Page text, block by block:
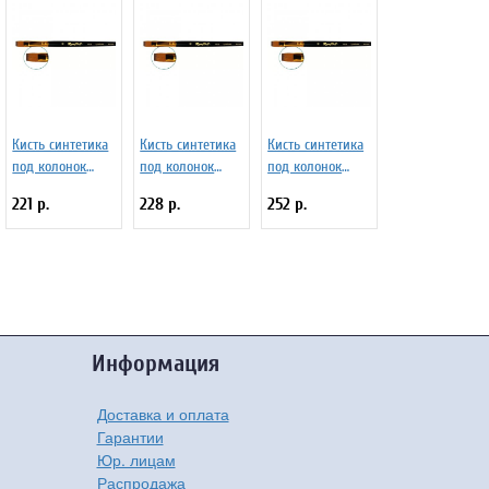
Кисть синтетика
под колонок
короткой ручке
Серия 1S25 ЖS2-
221 р.
Кисть синтетика
под колонок
короткой ручке
Серия 1S25 ЖS2-
228 р.
Кисть синтетика
под колонок
короткой ручке
Серия 1S25 ЖS2-
252 р.
Информация
Доставка и оплата
Гарантии
Юр. лицам
Распродажа